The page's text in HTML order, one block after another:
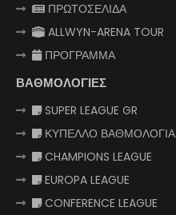
ΠΡΩΤΟΣΕΛΙΔΑ
ALLWYN-ARENA TOUR
ΠΡΟΓΡΑΜΜΑ
ΒΑΘΜΟΛΟΓΙΕΣ
SUPER LEAGUE GR
ΚΥΠΕΛΛΟ ΒΑΘΜΟΛΟΓΙΑ
CHAMPIONS LEAGUE
EUROPA LEAGUE
CONFERENCE LEAGUE